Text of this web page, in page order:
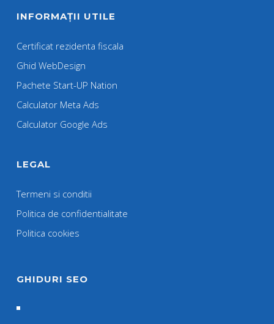
INFORMAȚII UTILE
Certificat rezidenta fiscala
Ghid WebDesign
Pachete Start-UP Nation
Calculator Meta Ads
Calculator Google Ads
LEGAL
Termeni si conditii
Politica de confidentialitate
Politica cookies
GHIDURI SEO